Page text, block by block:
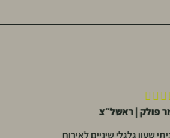
יוסי ברק | ירושלים
“רכשתי שולחן צד עץ מנגו